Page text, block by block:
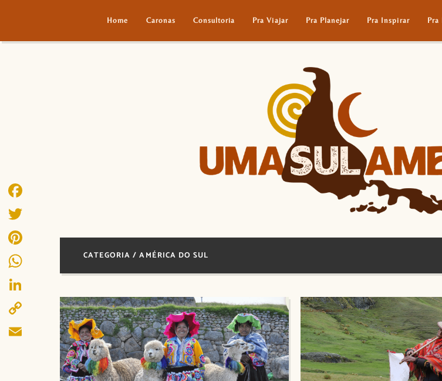
Home Caronas Consultoria Pra Viajar Pra Planejar Pra Inspirar Pra
CATEGORIA / AMÉRICA DO SUL
Facebook
Twitter
Pinterest
WhatsApp
LinkedIn
Copy